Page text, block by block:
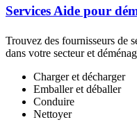
Services Aide pour
Trouvez des fournisseurs de
dans votre secteur et
Charger et décharger
Emballer et déballer
Conduire
Nettoyer